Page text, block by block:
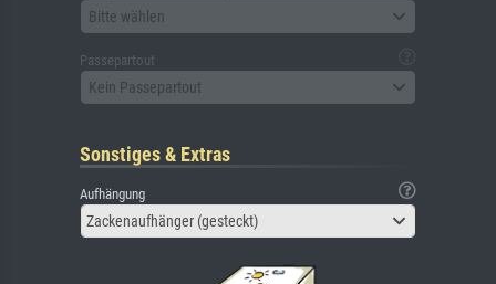
Bitte wählen
Passepartout
Kein Passepartout
Sonstiges & Extras
Aufhängung
Zackenaufhänger (gesteckt)